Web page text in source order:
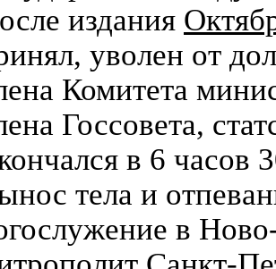
издания
уволен от
Комитета
Госсовета,
в 6 часов
тела и
в